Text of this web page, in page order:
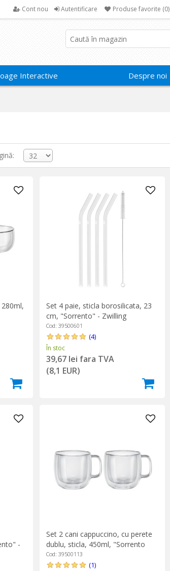
Cont nou Autentificare Produse favorite (0)
Interactive Despre noi
Set 4 paie, sticla borosilicata, 23
cm, "Sorrento" - Zwilling
Cod: 39500601
(4)
În stoc
39,67 lei fara TVA
(8,1 EUR)
-
Set 2 cani cappuccino, cu perete
dublu, sticla, 450ml, "Sorrento
Plus" - Zwilling
Cod: 39500113
(1)